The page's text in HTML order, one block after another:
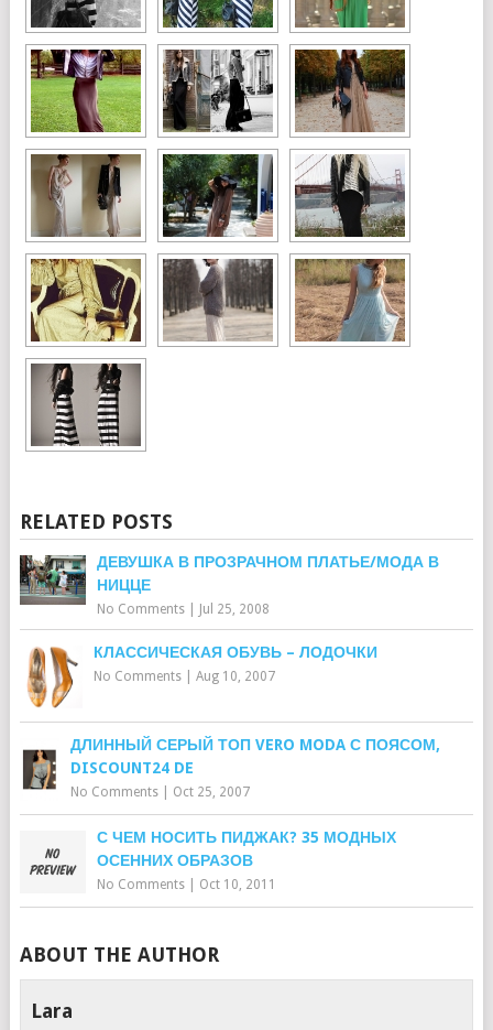
RELATED POSTS
ДЕВУШКА В ПРОЗРАЧНОМ ПЛАТЬЕ/МОДА В
НИЦЦЕ
No Comments| Jul 25, 2008
КЛАССИЧЕСКАЯ ОБУВЬ – ЛОДОЧКИ
No Comments| Aug 10, 2007
ДЛИННЫЙ СЕРЫЙ ТОП VERO MODA С ПОЯСОМ,
DISCOUNT24 DE
No Comments| Oct 25, 2007
С ЧЕМ НОСИТЬ ПИДЖАК? 35 МОДНЫХ
ОСЕННИХ ОБРАЗОВ
No Comments| Oct 10, 2011
ABOUT THE AUTHOR
Lara